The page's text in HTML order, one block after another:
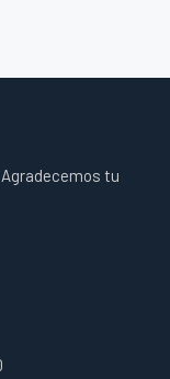
tu